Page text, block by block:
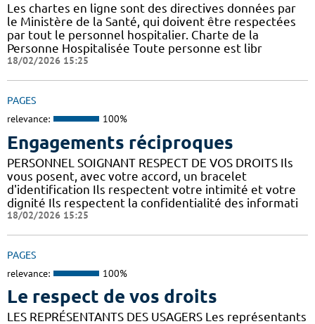
Les chartes en ligne sont des directives données par
le Ministère de la Santé, qui doivent être respectées
par tout le personnel hospitalier. Charte de la
Personne Hospitalisée Toute personne est libr
18/02/2026 15:25
PAGES
relevance: 100%
Engagements réciproques
PERSONNEL SOIGNANT RESPECT DE VOS DROITS Ils
vous posent, avec votre accord, un bracelet
d'identification Ils respectent votre intimité et votre
dignité Ils respectent la confidentialité des informati
18/02/2026 15:25
PAGES
relevance: 100%
Le respect de vos droits
LES REPRÉSENTANTS DES USAGERS Les représentants